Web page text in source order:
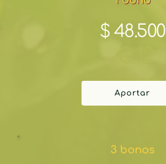
$ 48.500
Aportar
3 bonos